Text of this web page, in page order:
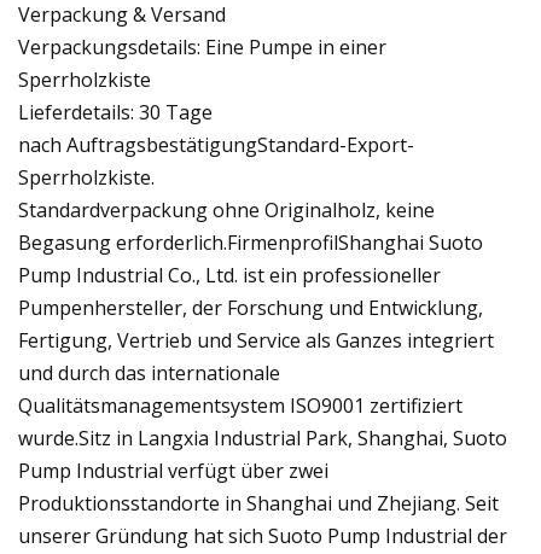
Verpackung & Versand
Verpackungsdetails: Eine Pumpe in einer
Sperrholzkiste
Lieferdetails: 30 Tage
nach AuftragsbestätigungStandard-Export-
Sperrholzkiste.
Standardverpackung ohne Originalholz, keine
Begasung erforderlich.FirmenprofilShanghai Suoto
Pump Industrial Co., Ltd. ist ein professioneller
Pumpenhersteller, der Forschung und Entwicklung,
Fertigung, Vertrieb und Service als Ganzes integriert
und durch das internationale
Qualitätsmanagementsystem ISO9001 zertifiziert
wurde.Sitz in Langxia Industrial Park, Shanghai, Suoto
Pump Industrial verfügt über zwei
Produktionsstandorte in Shanghai und Zhejiang. Seit
unserer Gründung hat sich Suoto Pump Industrial der